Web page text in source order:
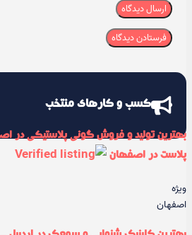
ارسال دیدگاه
کسب و کارهای منتخب
بهترین تولید و فروش گونی پلاستیکی در
پلاست در اصفهان
ویژه
اصفهان